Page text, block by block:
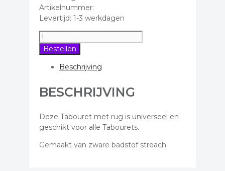
Artikelnummer:
Levertijd: 1-3 werkdagen
Tabouret
zitting
en
wit
aantal
Bestellen
Beschrijving
BESCHRIJVING
Deze Tabouret met rug is universeel en
geschikt voor alle Tabourets.
Gemaakt van zware badstof streach.